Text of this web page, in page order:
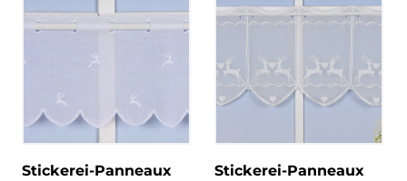
Stickerei-Panneaux
Stickerei-Panneaux